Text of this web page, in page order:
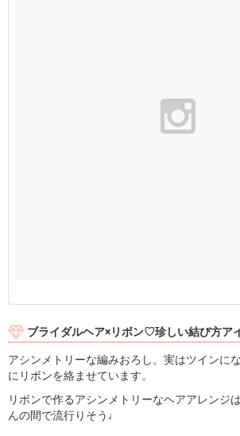
ブライダルヘア×リボン♡珍しい結び方ア
アシンメトリーな編みおろし。実はツインに
にリボンを絡ませています。
リボンで作るアシンメトリーなヘアアレンジ
んの間で流行りそう♩